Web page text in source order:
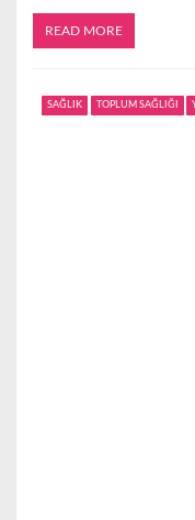
READ MORE
SAĞLIK TOPLUM SAĞLIĞI